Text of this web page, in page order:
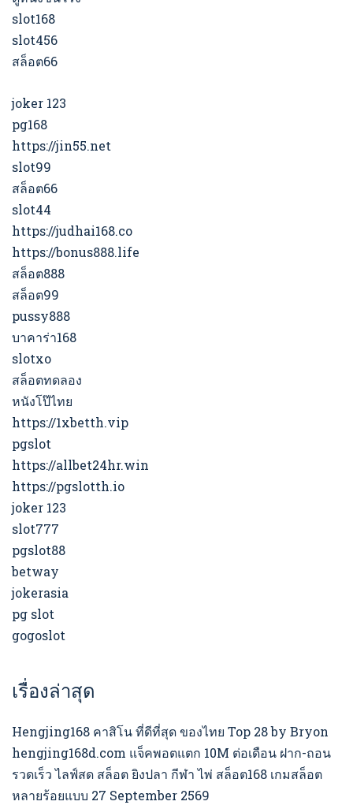
slot168
slot456
สล็อต66
joker 123
pg168
https://jin55.net
slot99
สล็อต66
slot44
https://judhai168.co
https://bonus888.life
สล็อต888
สล็อต99
pussy888
บาคาร่า168
slotxo
สล็อตทดลอง
หนังโป๊ไทย
https://1xbetth.vip
pgslot
https://allbet24hr.win
https://pgslotth.io
joker 123
slot777
pgslot88
betway
jokerasia
pg slot
gogoslot
เรื่องล่าสุด
Hengjing168 คาสิโน ที่ดีที่สุด ของไทย Top 28 by Bryon
hengjing168d.com แจ็คพอตแตก 10M ต่อเดือน ฝาก-ถอน
รวดเร็ว ไลฟ์สด สล็อต ยิงปลา กีฬา ไพ่ สล็อต168 เกมสล็อต
หลายร้อยแบบ 27 September 2569